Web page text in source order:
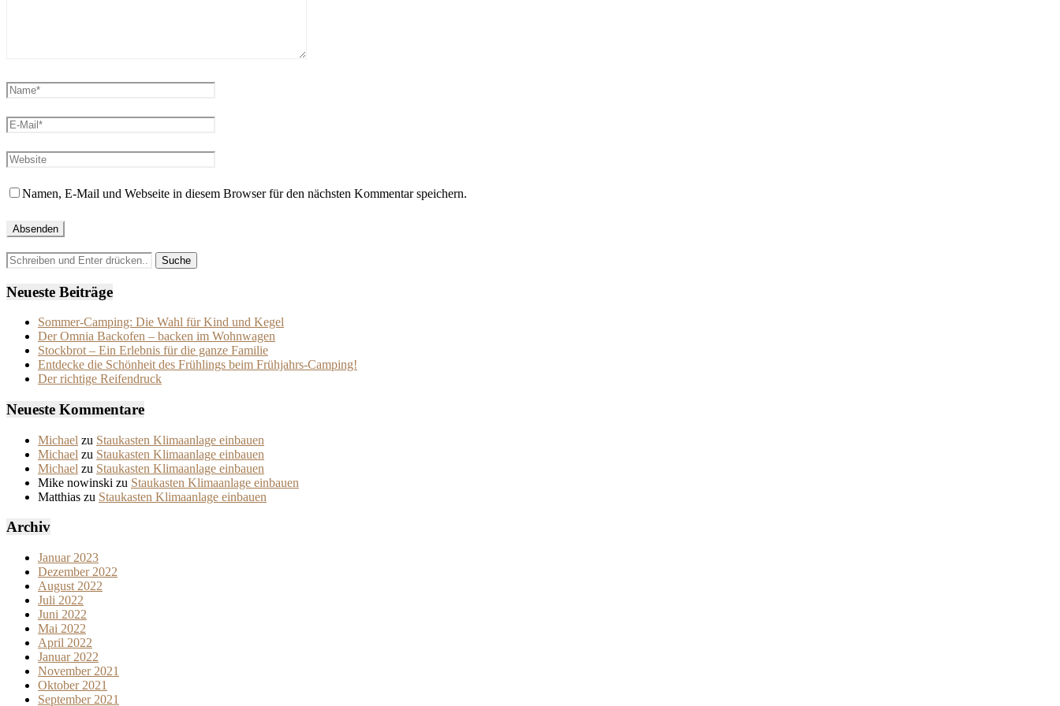
Namen, E-Mail und Webseite in diesem Browser für den nächsten Kommentar speichern.
Neueste Beiträge
Sommer-Camping: Die Wahl für Kind und Kegel
Der Omnia Backofen – backen im Wohnwagen
Stockbrot – Ein Erlebnis für die ganze Familie
Entdecke die Schönheit des Frühlings beim Frühjahrs-Camping!
Der richtige Reifendruck
Neueste Kommentare
Michael zu Staukasten Klimaanlage einbauen
Michael zu Staukasten Klimaanlage einbauen
Michael zu Staukasten Klimaanlage einbauen
Mike nowinski zu Staukasten Klimaanlage einbauen
Matthias zu Staukasten Klimaanlage einbauen
Archiv
Januar 2023
Dezember 2022
August 2022
Juli 2022
Juni 2022
Mai 2022
April 2022
Januar 2022
November 2021
Oktober 2021
September 2021